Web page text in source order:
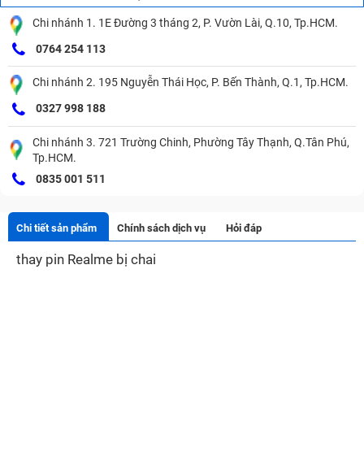
Chi nhánh 1. 1E Đường 3 tháng 2, P. Vườn Lài, Q.10, Tp.HCM.
0764 254 113
Chi nhánh 2. 195 Nguyễn Thái Học, P. Bến Thành, Q.1, Tp.HCM.
0327 998 188
Chi nhánh 3. 721 Trường Chinh, Phường Tây Thạnh, Q.Tân Phú,
Tp.HCM.
0835 001 511
Chi tiết sản phẩm Chính sách dịch vụ Hỏi đáp
thay pin Realme bị chai